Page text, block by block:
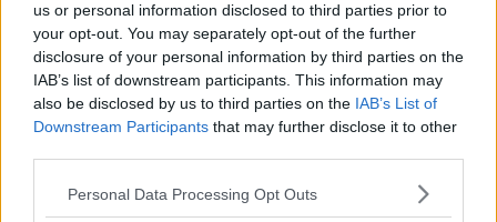
us or personal information disclosed to third parties prior to
your opt-out. You may separately opt-out of the further
disclosure of your personal information by third parties on the
IAB’s list of downstream participants. This information may
also be disclosed by us to third parties on the IAB’s List of
Downstream Participants that may further disclose it to other
Personal Data Processing Opt Outs
Mod de preparare
Preîncălzește cuptorul la 170 de grade. Unge o tavă
cu ulei (sau pune hârtie de copt) și lăs-o deoparte.